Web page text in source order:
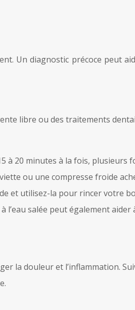
Un diagnostic précoce peut
libre ou des traitements
à 20 minutes à la fois, plusieurs
ou une compresse froide
et utilisez-la pour rincer votre
l’eau salée peut également
la douleur et l’inflammation.